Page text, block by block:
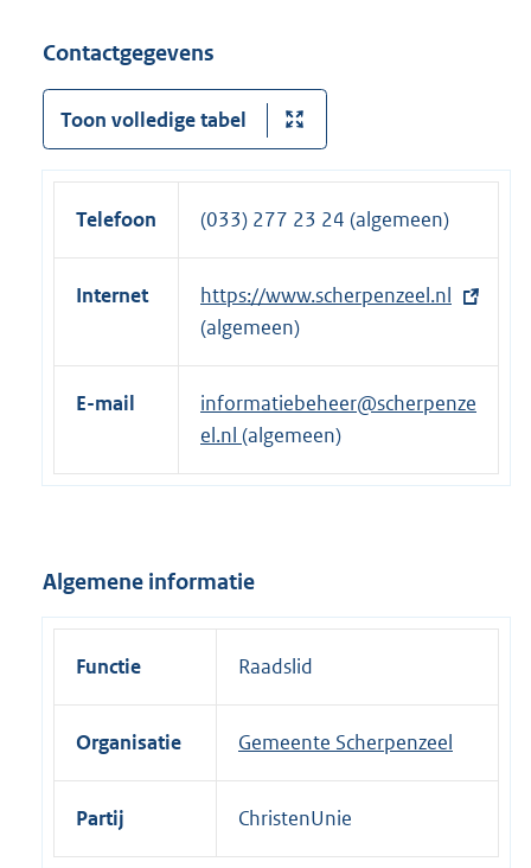
Contactgegevens
Toon volledige tabel
Telefoon (033) 277 23 24 (algemeen)
Internet
E
x
t
e
e
n
k
https://www.scherpenzeel.nl
(algemeen)
E-mail
informatiebeheer@scherpenze
el.nl (algemeen)
Algemene informatie
Functie Raadslid
Organisatie Gemeente Scherpenzeel
Partij ChristenUnie